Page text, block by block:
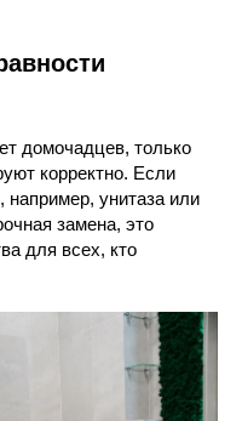
домочадцев, только
корректно. Если
например, унитаза или
замена, это
для всех, кто